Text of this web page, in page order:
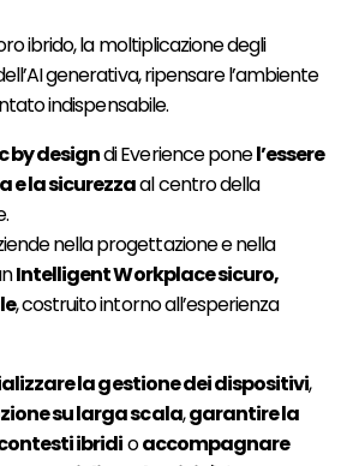
ibrido, la moltiplicazione degli
generativa, ripensare l’ambiente
indispensabile.
by designdi Everience ponel’essere
e la sicurezzaal centro della
nella progettazione e nella
Intelligent Workplace sicuro,
, costruito intorno all’esperienza
la gestione dei dispositivi,
su larga scala,garantire la
ibridioaccompagnare